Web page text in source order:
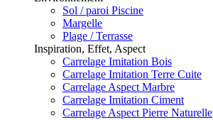
Sol / paroi Piscine
Margelle
Plage / Terrasse
Inspiration, Effet, Aspect
Carrelage Imitation Bois
Carrelage Imitation Terre Cuite
Carrelage Aspect Marbre
Carrelage Imitation Ciment
Carrelage Aspect Pierre Naturelle